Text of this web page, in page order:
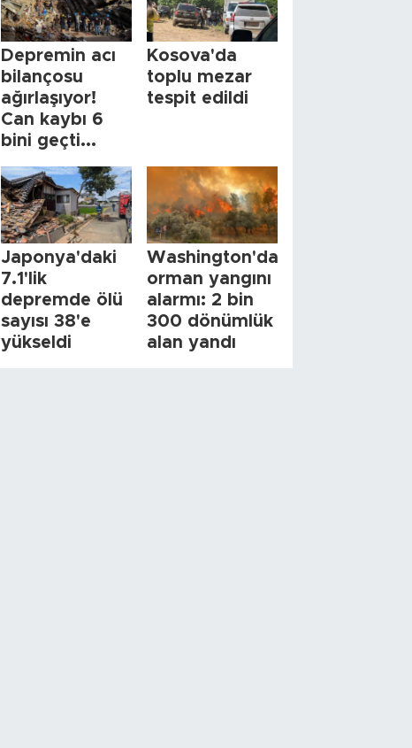
Depremin acı
bilançosu
ağırlaşıyor!
Can kaybı 6
bini geçti...
Kosova'da
toplu mezar
tespit edildi
Japonya'daki
7.1'lik
depremde ölü
sayısı 38'e
yükseldi
Washington'da
orman yangını
alarmı: 2 bin
300 dönümlük
alan yandı